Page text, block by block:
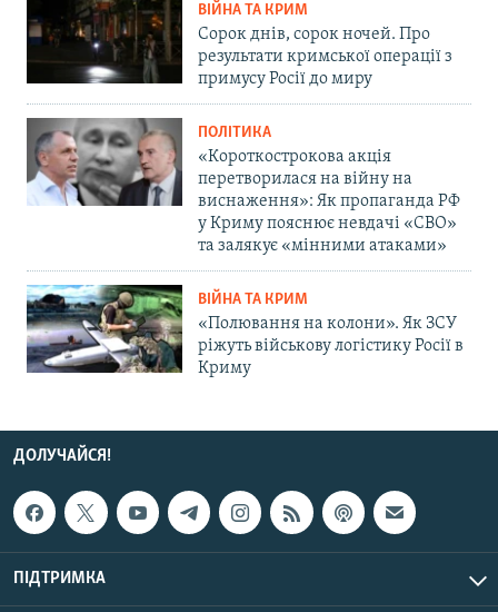
ВІЙНА ТА КРИМ
Сорок днів, сорок ночей. Про
результати кримської операції з
примусу Росії до миру
ПОЛІТИКА
«Короткострокова акція
перетворилася на війну на
виснаження»: Як пропаганда РФ
у Криму пояснює невдачі «СВО»
та залякує «мінними атаками»
ВІЙНА ТА КРИМ
«Полювання на колони». Як ЗСУ
ріжуть військову логістику Росії в
Криму
ДОЛУЧАЙСЯ!
ПІДТРИМКА